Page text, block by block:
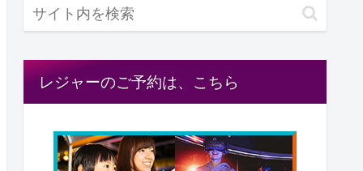
レジャーのご予約は、こちら